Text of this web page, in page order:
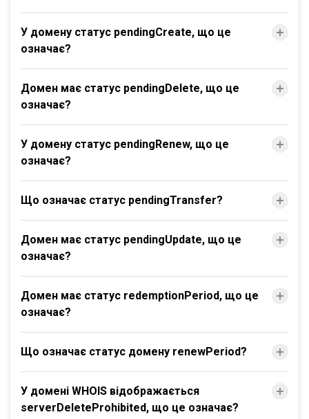
У домену статус pendingCreate, що це
означає?
Домен має статус pendingDelete, що це
означає?
У домену статус pendingRenew, що це
означає?
Що означає статус pendingTransfer?
Домен має статус pendingUpdate, що це
означає?
Домен має статус redemptionPeriod, що це
означає?
Що означає статус домену renewPeriod?
У домені WHOIS відображається
serverDeleteProhibited, що це означає?